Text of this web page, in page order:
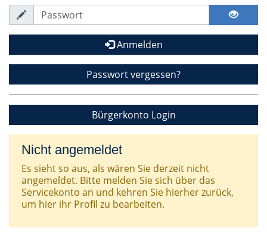
Anmelden
Passwort vergessen?
Bürgerkonto Login
Nicht angemeldet
Es sieht so aus, als wären Sie derzeit nicht
angemeldet. Bitte melden Sie sich über das
Servicekonto an und kehren Sie hierher zurück,
um hier ihr Profil zu bearbeiten.